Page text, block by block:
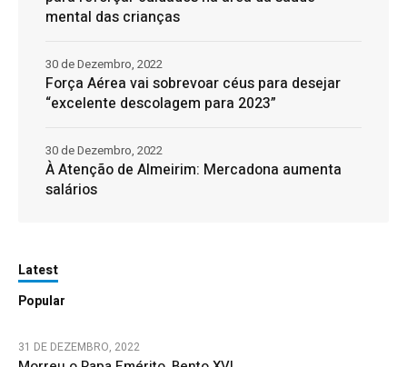
mental das crianças
Força Aérea vai sobrevoar céus para desejar
“excelente descolagem para 2023”
30 de Dezembro, 2022
À Atenção de Almeirim: Mercadona aumenta
salários
30 de Dezembro, 2022
Latest
Popular
31 DE DEZEMBRO, 2022